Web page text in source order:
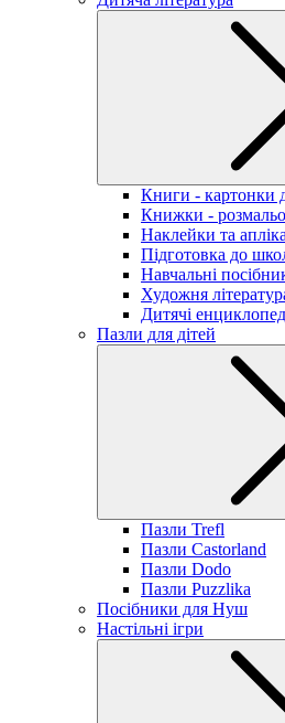
Книги - картонки
Книжки -
Наклейки та
Підготовка до
Навчальні
Художня
Дитячі
Пазли для дітей
Пазли Trefl
Пазли Castorland
Пазли Dodo
Пазли Puzzlika
Посібники для Нуш
Настільні ігри